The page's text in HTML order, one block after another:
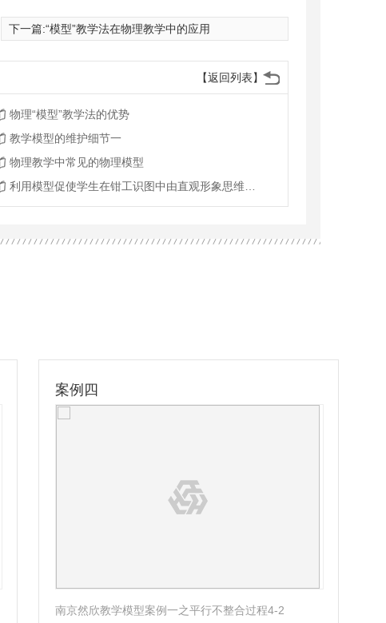
正交偏光系... 褶皱平面横剖面正交剖面空间关系1
下一篇:“模型”教学法在物理教学中的应用
【返回列表】
物理“模型”教学法的优势
教学模型的维护细节一
物理教学中常见的物理模型
案例四
南京然欣教学模型案例一之平行不整合过程4-2